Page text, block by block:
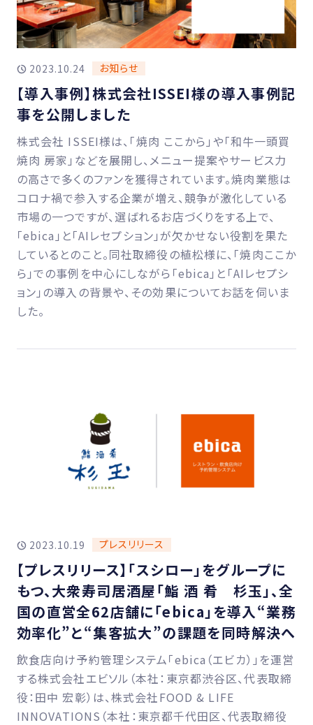
2023.10.24 お知らせ
【導入事例】株式会社ISSEI様の導入事例記
事を公開しました
株式会社 ISSEI様は、「焼肉 ここから」や「和牛一頭買
焼肉 房家」などを展開し、メニュー提案やサービス力
の高さで多くのファンを獲得されています。焼肉業態は
コロナ禍で参入する企業が増え、競争が激化している
市場の一つですが、選ばれるお店づくりをする上で、
「ebica」と「AIレセプション」が欠かせない役割を果た
しているとのこと。同社取締役の植松様に、「焼肉ここか
ら」での事例を中心にしながら「ebica」と「AIレセプシ
ョン」の導入の背景や、その効果についてお話を伺いま
した。
2023.10.19 プレスリリース
【プレスリリース】「スシロー」をグループに
もつ、大衆寿司居酒屋「鮨 酒 肴 杉玉」、全
国の直営全62店舗に「ebica」を導入“業務
効率化”と“集客拡大”の課題を同時解決へ
飲食店向け予約管理システム「ebica（エビカ）」を運営
する株式会社エビソル（本社：東京都渋谷区、代表取締
役：田中 宏彰）は、株式会社FOOD & LIFE
INNOVATIONS（本社：東京都千代田区、代表取締役